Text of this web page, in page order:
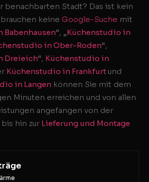
benachbarten Stadt? Das ist kein
keine Google-Suche mit
Babenhausen“, „Küchenstudio in
in Ober-Roden“,
Dreieich“, Küchenstudio in
Küchenstudio in Frankfurt und
in Langen können Sie mit dem
Minuten erreichen und von allen
angefangen von der
bis hin zur Lieferung und Montage